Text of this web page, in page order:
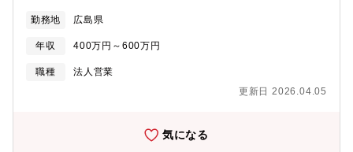
メンテナンスまで幅広くご提案します。■メインは大手の既存顧客
となっており、安定したお取引が長期に渡って続いているため、
会社としての優位性が高く、営業もしやすい立ち位置になってお
ります。■顧客訪問／ニーズ獲得／フィールドテスト／見積／受
どは自社で設計を行う場合もあり、社内の担当と協力して業務を
1社～10社程度■受注単価／納品期間：【単品】数万～数百万／2
～3か月、【システム】1000万～億単位／1～2年＜商材例＞■各
勤務地 広島県
年収 400万円～600万円
職種
法人営業
更新日 2026.04.05
気になる